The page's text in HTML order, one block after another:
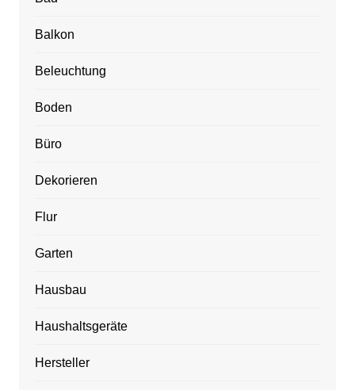
Balkon
Beleuchtung
Boden
Büro
Dekorieren
Flur
Garten
Hausbau
Haushaltsgeräte
Hersteller